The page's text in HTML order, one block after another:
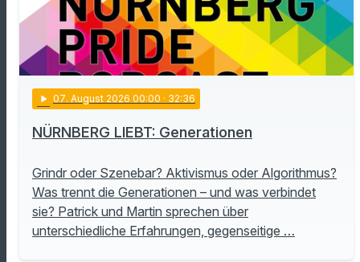
play_arrow 07. August 2026 00:00 · 32:36
NÜRNBERG LIEBT: Generationen
Grindr oder Szenebar? Aktivismus oder Algorithmus?
Was trennt die Generationen – und was verbindet
sie? Patrick und Martin sprechen über
unterschiedliche Erfahrungen, gegenseitige …